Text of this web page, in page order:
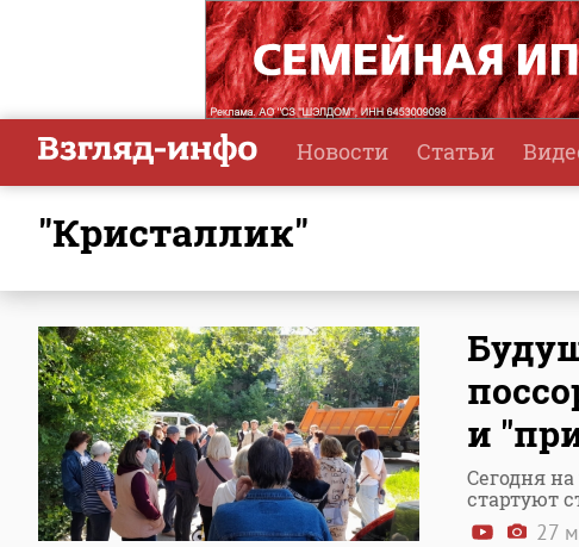
Новости Статьи
"Кристаллик"
и
Сегодня
стартуют
27